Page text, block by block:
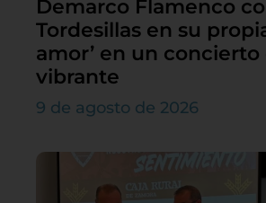
Demarco Flamenco
Tordesillas en su
amor’ en un
vibrante
9 de agosto de 2026